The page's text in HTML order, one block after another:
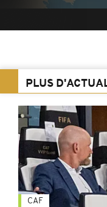
PLUS
CAF